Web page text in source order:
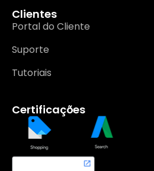
Clientes
Portal do Cliente
Suporte
Tutoriais
Certificações